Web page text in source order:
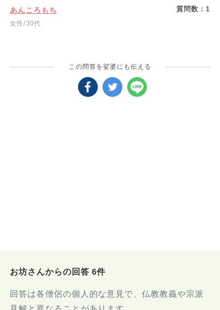
あんころもち
女性/30代
質問数： 1
この問答を娑婆にも伝える
お坊さんからの回答 6件
回答は各僧侶の個人的な意見で、仏教教義や宗派